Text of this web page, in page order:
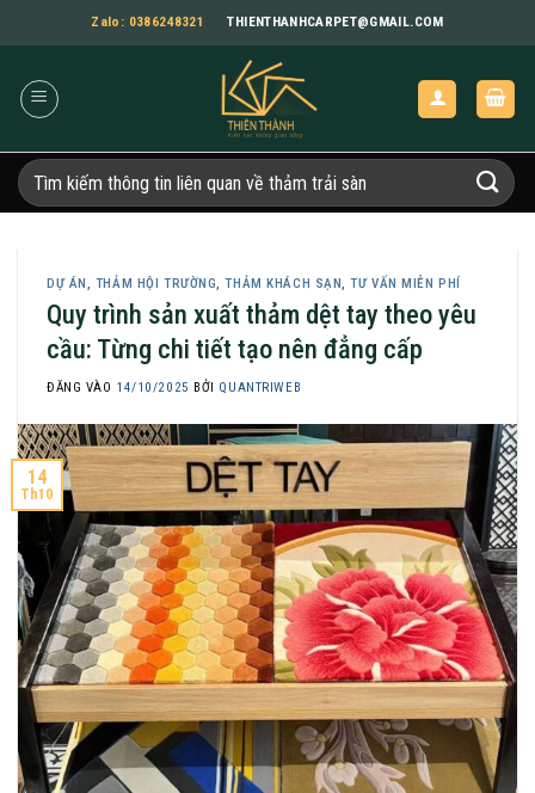
qua
dung
Zalo: 0386248321 THIENTHANHCARPET@GMAIL.COM
Tìm
kiếm:
DỰ ÁN , THẢM HỘI TRƯỜNG,THẢM KHÁCH SẠN,TƯ VẤN MIỄN PHÍ
Quy trình sản xuất thảm dệt tay theo yêu
cầu: Từng chi tiết tạo nên đẳng cấp
ĐĂNG VÀO 14/10/2025 BỞI QUANTRIWEB
14
Th10